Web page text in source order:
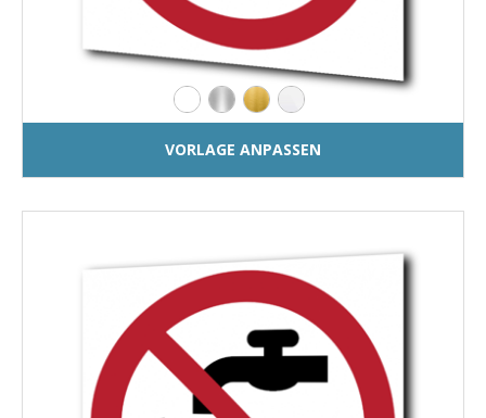
VORLAGE ANPASSEN